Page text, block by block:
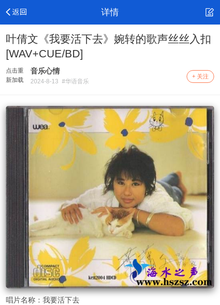
详情
叶倩文《我要活下去》婉转的歌声丝丝入扣
[WAV+CUE/BD]
点击重
新加载
音乐心情
2024-8-13 #华语音乐
+ 关注
唱片名称：我要活下去